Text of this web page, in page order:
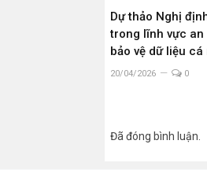
Dự thảo Nghị
trong lĩnh vực an
bảo vệ dữ liệu cá
20/04/2026 0
Đã đóng bình luận.